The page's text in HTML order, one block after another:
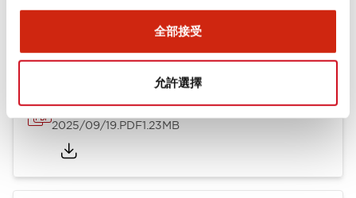
全部接受
允許選擇
Flush Silhouette LW系列 控制元件 (英文版)
2025/09/19.PDF1.23MB